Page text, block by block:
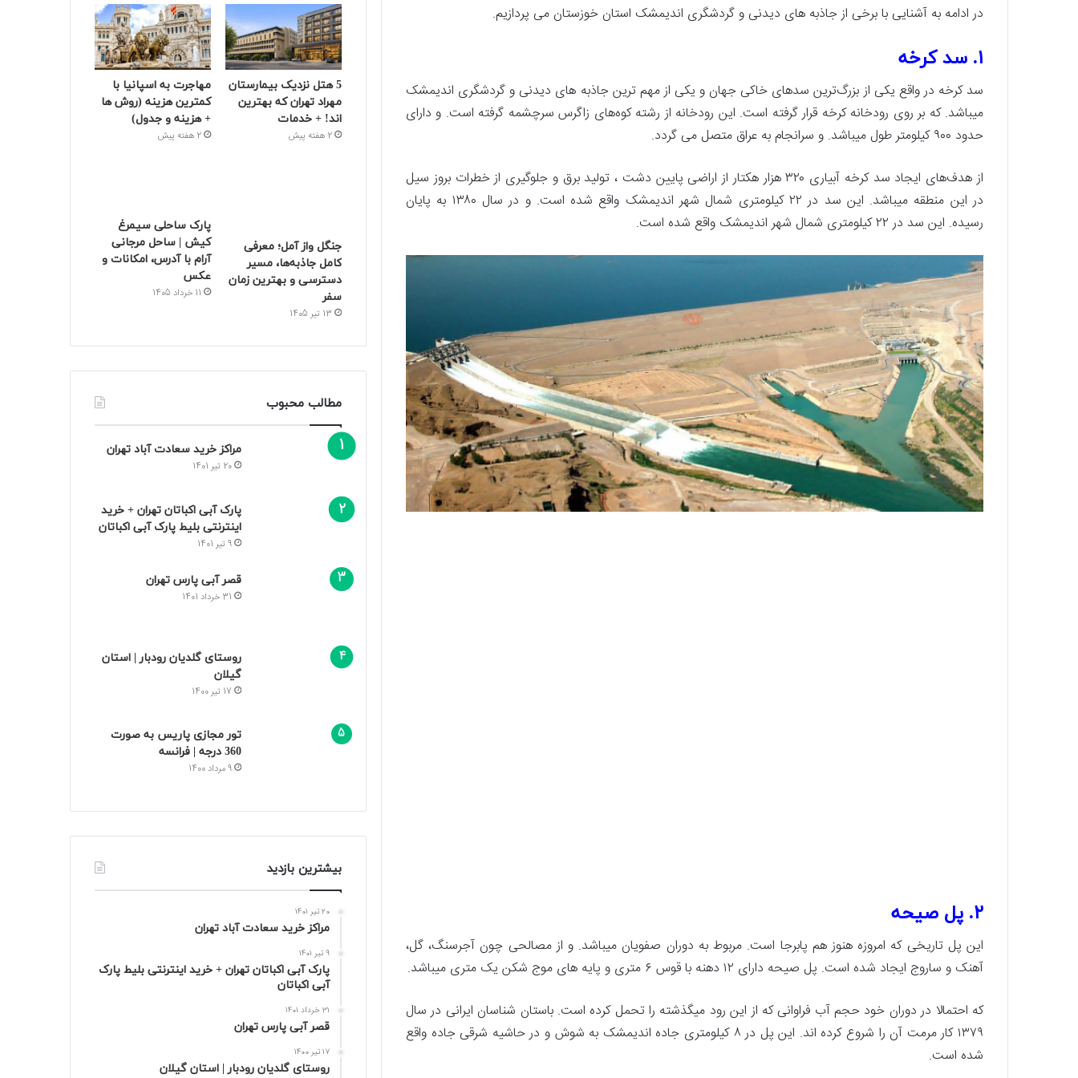
در ادامه به آشنایی با برخی از جاذبه های دیدنی و گردشگری اندیمشک استان خوزستان می پردازیم.
۱. سد کرخه
سد کرخه در واقع یکی از بزرگ‌ترین سدهای خاکی جهان و یکی از مهم ترین جاذبه های دیدنی و گردشگری اندیمشک
میباشد. که بر روی رودخانه کرخه قرار گرفته است. این رودخانه از رشته کوه‌های زاگرس سرچشمه گرفته است. و دارای
حدود ۹۰۰ کیلومتر طول میباشد. و سرانجام به عراق متصل می گردد.
از هدف‌های ایجاد سد کرخه آبیاری ۳۲۰ هزار هکتار از اراضی پایین دشت ، تولید برق و جلوگیری از خطرات بروز سیل
در این منطقه میباشد. این سد در ۲۲ کیلومتری شمال شهر اندیمشک واقع شده است. و در سال ۱۳۸۰ به پایان
رسیده. این سد در ۲۲ کیلومتری شمال شهر اندیمشک واقع شده است.
۲. پل صیحه
این پل تاریخی که امروزه هنوز هم پابرجا است. مربوط به دوران صفویان میباشد. و از مصالحی چون آجرسنگ، گل،
آهنک و ساروج ایجاد شده است. پل صیحه دارای ۱۲ دهنه با قوس ۶ متری و پایه های موج شکن یک متری میباشد.
که احتمالا در دوران خود حجم آب فراوانی که از این رود میگذشته را تحمل کرده است. باستان شناسان ایرانی در سال
۱۳۷۹ کار مرمت آن را شروع کرده اند. این پل در ۸ کیلومتری جاده اندیمشک به شوش و در حاشیه شرقی جاده واقع
شده است.
5 هتل نزدیک بیمارستان
مهراد تهران که بهترین‌
اند! + خدمات
2 هفته پیش
مهاجرت به اسپانیا با
کمترین هزینه (روش ها
+ هزینه و جدول)
2 هفته پیش
جنگل واز آمل؛ معرفی
کامل جاذبه‌ها، مسیر
دسترسی و بهترین زمان
سفر
13 تیر 1405
پارک ساحلی سیمرغ
کیش | ساحل مرجانی
آرام با آدرس، امکانات و
عکس
11 خرداد 1405
مطالب محبوب
مراکز خرید سعادت‌ آباد تهران
20 تیر 1401
پارک آبی اکباتان تهران + خرید
اینترنتی بلیط پارک آبی اکباتان
9 تیر 1401
قصر آبی پارس تهران
31 خرداد 1401
روستای گلدیان رودبار | استان
گیلان
17 تیر 1400
تور مجازی پاریس به صورت
360 درجه | فرانسه
9 مرداد 1400
بیشترین بازدید
20 تیر 1401
مراکز خرید سعادت‌ آباد تهران
9 تیر 1401
پارک آبی اکباتان تهران + خرید اینترنتی بلیط پارک
آبی اکباتان
31 خرداد 1401
قصر آبی پارس تهران
17 تیر 1400
روستای گلدیان رودبار | استان گیلان